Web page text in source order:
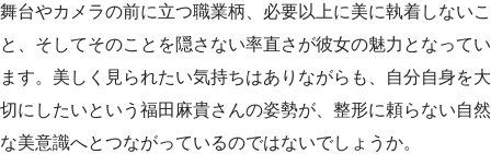
舞台やカメラの前に立つ職業柄、必要以上に美に執着しないこ
と、そしてそのことを隠さない率直さが彼女の魅力となってい
ます。美しく見られたい気持ちはありながらも、自分自身を大
切にしたいという福田麻貴さんの姿勢が、整形に頼らない自然
な美意識へとつながっているのではないでしょうか。